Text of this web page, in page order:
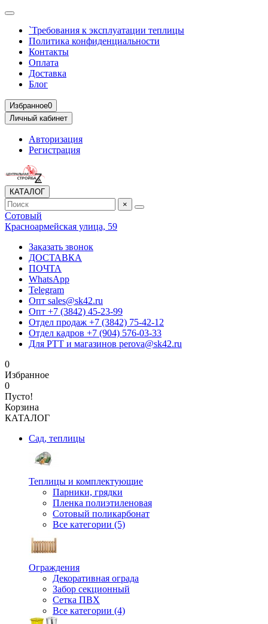
`Требования к эксплуатации теплицы
Политика конфиденциальности
Контакты
Оплата
Доставка
Блог
Избранное0
Личный кабинет
Авторизация
Регистрация
КАТАЛОГ
×
Сотовый
Красноармейская улица, 59
Заказать звонок
ДОСТАВКА
ПОЧТА
WhatsApp
Telegram
Опт sales@sk42.ru
Опт +7 (3842) 45-23-99
Отдел продаж +7 (3842) 75-42-12
Отдел кадров +7 (904) 576-03-33
Для РТТ и магазинов perova@sk42.ru
0
Избранное
0
Пусто!
Корзина
КАТАЛОГ
Сад, теплицы
Теплицы и комплектующие
Парники, грядки
Пленка полиэтиленовая
Сотовый поликарбонат
Все категории (5)
Ограждения
Декоративная ограда
Забор секционный
Сетка ПВХ
Все категории (4)